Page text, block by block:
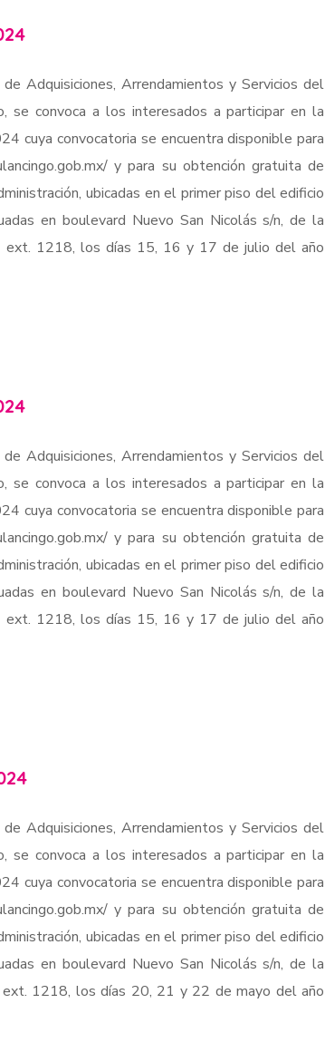
Adquisiciones, Arrendamientos y Servicios del
convoca a los interesados a participar en la
cuya convocatoria se encuentra disponible para
y para su obtención gratuita de
ubicadas en el primer piso del edificio
en boulevard Nuevo San Nicolás s/n, de la
ext. 1218, los días 15, 16 y 17 de julio del año
Adquisiciones, Arrendamientos y Servicios del
convoca a los interesados a participar en la
cuya convocatoria se encuentra disponible para
y para su obtención gratuita de
ubicadas en el primer piso del edificio
en boulevard Nuevo San Nicolás s/n, de la
ext. 1218, los días 15, 16 y 17 de julio del año
Adquisiciones, Arrendamientos y Servicios del
convoca a los interesados a participar en la
cuya convocatoria se encuentra disponible para
y para su obtención gratuita de
ubicadas en el primer piso del edificio
en boulevard Nuevo San Nicolás s/n, de la
1218, los días 20, 21 y 22 de mayo del año